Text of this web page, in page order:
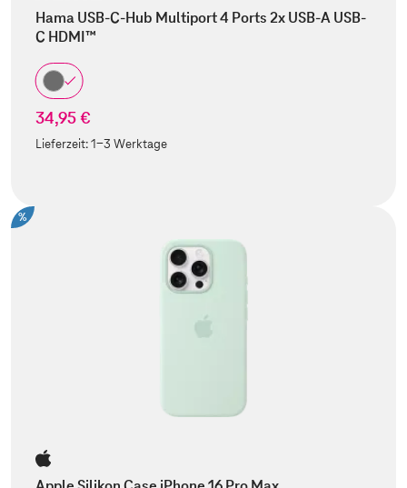
Hama USB-C-Hub Multiport 4 Ports 2x USB-A USB-
C HDMI™
34,95 €
Lieferzeit:1-3 Werktage
%